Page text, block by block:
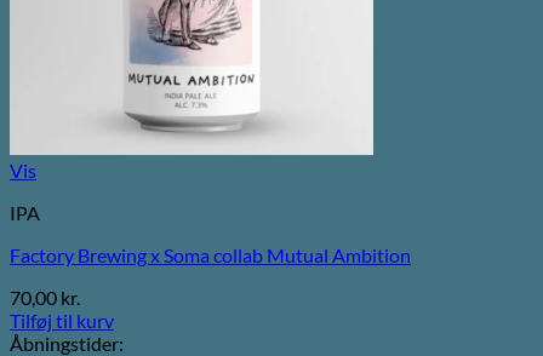
Vis
IPA
Factory Brewing x Soma collab Mutual Ambition
70,00 kr.
Tilføj til kurv
Åbningstider: